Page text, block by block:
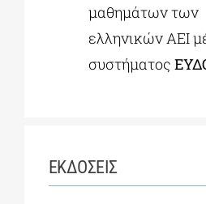
μαθημάτων των
ελληνικών ΑΕΙ
συστήματος
ΕΚΔΟΣΕΙΣ